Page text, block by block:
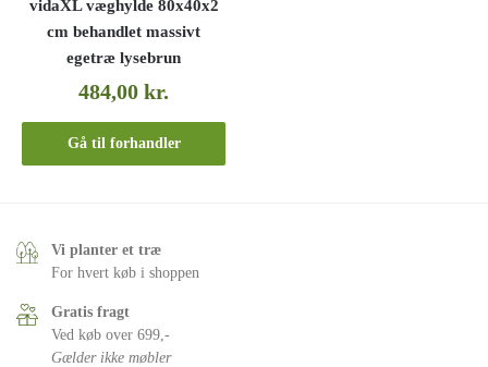
vidaXL væghylde 80x40x2
cm behandlet massivt
egetræ lysebrun
484,00kr.
Gå til forhandler
Vi planter et træ
For hvert køb i shoppen
Gratis fragt
Ved køb over 699,-
Gælder ikke møbler